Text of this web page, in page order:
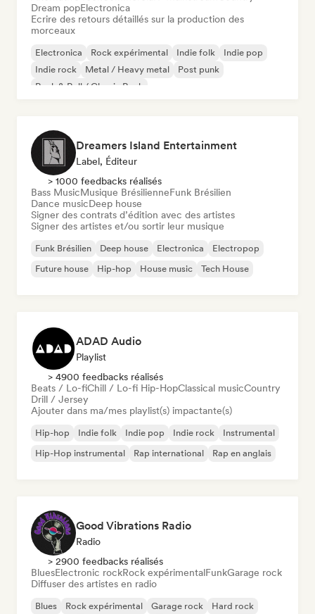
Dream popElectronica
Ecrire des retours détaillés sur la production des
morceaux
Electronica Rock expérimental Indie folk
Indie pop
Indie rock
Metal / Heavy metal
Post punk
Rock & Roll / Classic Rock
Dreamers Island Entertainment
Label, Éditeur
> 1000 feedbacks réalisés
Bass MusicMusique BrésilienneFunk Brésilien
Dance musicDeep house
Signer des contrats d’édition avec des artistes
Signer des artistes et/ou sortir leur musique
Funk Brésilien Deep house Electronica
Electropop
Future house
Hip-hop House music Tech House
ADAD Audio
Playlist
> 4900 feedbacks réalisés
Beats / Lo-fiChill / Lo-fi Hip-HopClassical musicCountry
Drill / Jersey
Ajouter dans ma/mes playlist(s) impactante(s)
Hip-hop Indie folk Indie pop Indie rock
Instrumental
Hip-Hop instrumental
Rap international Rap en anglais
Good Vibrations Radio
Radio
> 2900 feedbacks réalisés
BluesElectronic rockRock expérimentalFunkGarage rock
Diffuser des artistes en radio
Blues Rock expérimental Garage rock
Hard rock